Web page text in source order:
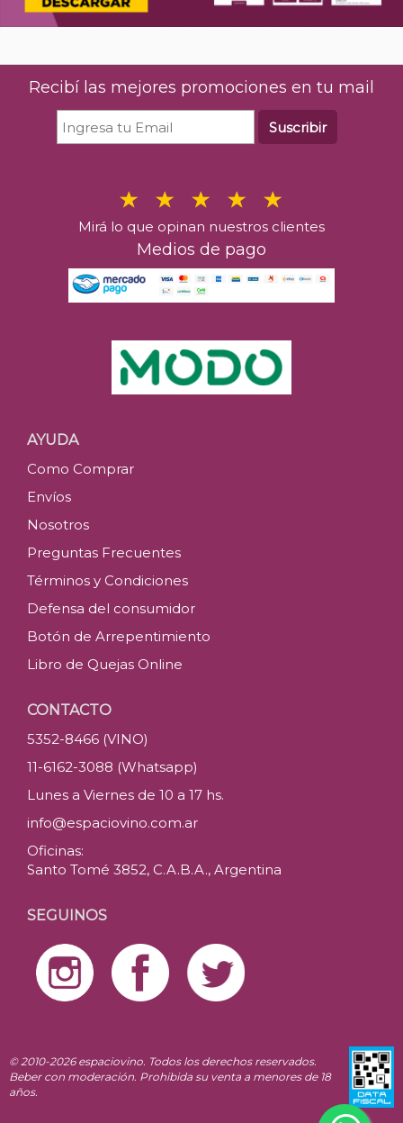
Recibí las mejores promociones en tu mail
Suscribir
Mirá lo que opinan nuestros clientes
Medios de pago
AYUDA
Como Comprar
Envíos
Nosotros
Preguntas Frecuentes
Términos y Condiciones
Defensa del consumidor
Botón de Arrepentimiento
Libro de Quejas Online
CONTACTO
5352-8466 (VINO)
11-6162-3088 (Whatsapp)
Lunes a Viernes de 10 a 17 hs.
info@espaciovino.com.ar
Oficinas:
Santo Tomé 3852, C.A.B.A., Argentina
SEGUINOS
© 2010-2026 espaciovino. Todos los derechos reservados.
Beber con moderación. Prohibida su venta a menores de 18
años.